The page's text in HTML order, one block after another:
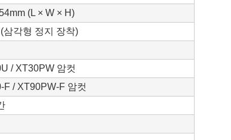
(L × W × H)
삼각형 정지 장착)
/ XT30PW 암컷
F / XT90PW-F 암컷